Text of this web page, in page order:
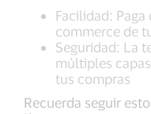
Facilidad:
commerce de
Seguridad: La
múltiples
tus compras
Recuerda seguir